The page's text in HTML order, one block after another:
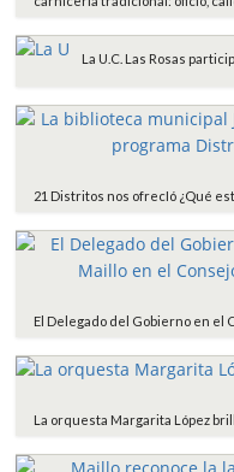
La U.C. Las Rosas
21 Distritos nos ofrecIó ¿Qué
El Delegado del Gobierno en el
La orquesta Margarita López